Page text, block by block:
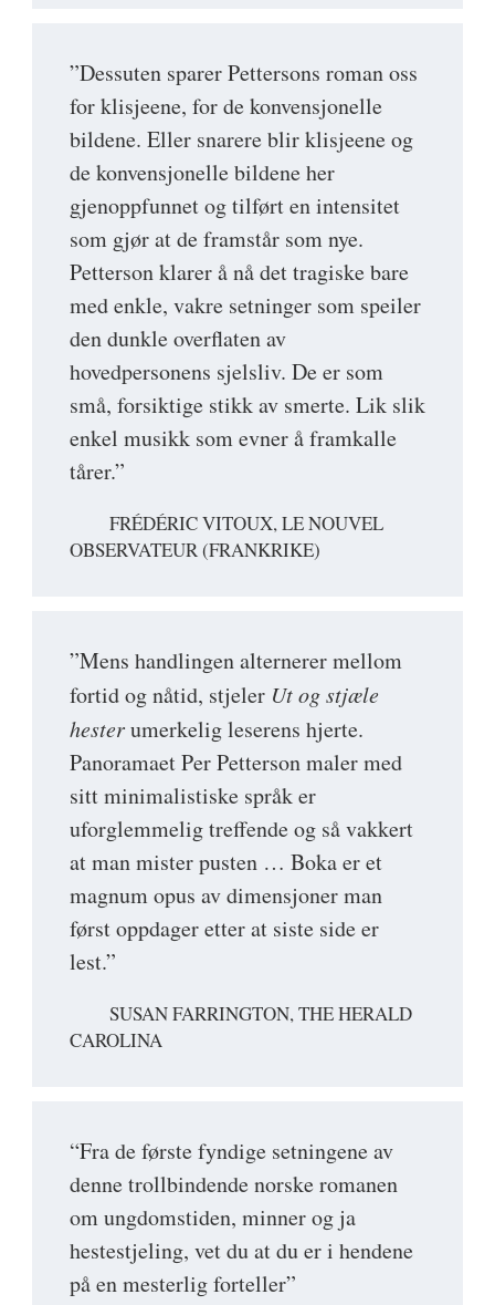
”Dessuten sparer Pettersons roman oss
for klisjeene, for de konvensjonelle
bildene. Eller snarere blir klisjeene og
de konvensjonelle bildene her
gjenoppfunnet og tilført en intensitet
som gjør at de framstår som nye.
Petterson klarer å nå det tragiske bare
med enkle, vakre setninger som speiler
den dunkle overflaten av
hovedpersonens sjelsliv. De er som
små, forsiktige stikk av smerte. Lik slik
enkel musikk som evner å framkalle
tårer.”
FRÉDÉRIC VITOUX, LE NOUVEL
OBSERVATEUR (FRANKRIKE)
”Mens handlingen alternerer mellom
fortid og nåtid, stjeler Ut og stjæle
hesterumerkelig leserens hjerte.
Panoramaet Per Petterson maler med
sitt minimalistiske språk er
uforglemmelig treffende og så vakkert
at man mister pusten … Boka er et
magnum opus av dimensjoner man
først oppdager etter at siste side er
lest.”
SUSAN FARRINGTON, THE HERALD
CAROLINA
“Fra de første fyndige setningene av
denne trollbindende norske romanen
om ungdomstiden, minner og ja
hestestjeling, vet du at du er i hendene
på en mesterlig forteller”